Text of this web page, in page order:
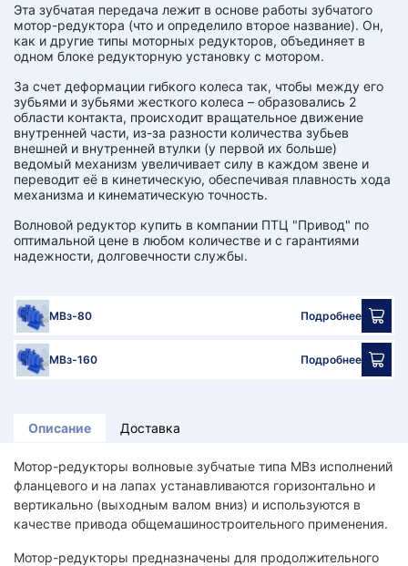
Эта зубчатая передача лежит в основе работы зубчатого
мотор-редуктора (что и определило второе название). Он,
как и другие типы моторных редукторов, объединяет в
одном блоке редукторную установку с мотором.
За счет деформации гибкого колеса так, чтобы между его
зубьями и зубьями жесткого колеса – образовались 2
области контакта, происходит вращательное движение
внутренней части, из-за разности количества зубьев
внешней и внутренней втулки (у первой их больше)
ведомый механизм увеличивает силу в каждом звене и
переводит её в кинетическую, обеспечивая плавность хода
механизма и кинематическую точность.
Волновой редуктор купить в компании ПТЦ "Привод" по
оптимальной цене в любом количестве и с гарантиями
надежности, долговечности службы.
МВз-80 Подробнее
МВз-160 Подробнее
Описание Доставка
Мотор-редукторы волновые зубчатые типа МВз исполнений
фланцевого и на лапах устанавливаются горизонтально и
вертикально (выходным валом вниз) и используются в
качестве привода общемашиностроительного применения.
Мотор-редукторы предназначены для продолжительного